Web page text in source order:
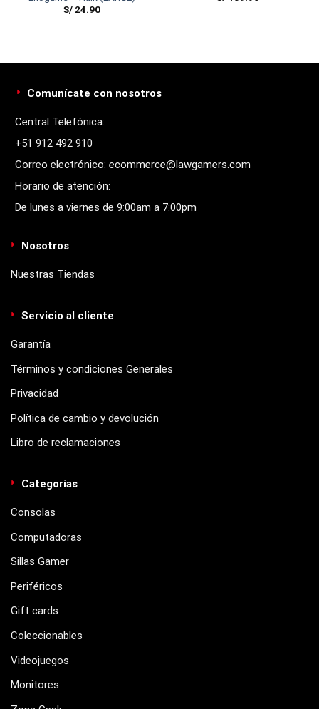
S/24.90
Comunícate con nosotros
Central Telefónica:
+51 912 492 910
Correo electrónico: ecommerce@lawgamers.com
Horario de atención:
De lunes a viernes de 9:00am a 7:00pm
Nosotros
Nuestras Tiendas
Servicio al cliente
Garantía
Términos y condiciones Generales
Privacidad
Política de cambio y devolución
Libro de reclamaciones
Categorías
Consolas
Computadoras
Sillas Gamer
Periféricos
Gift cards
Coleccionables
Videojuegos
Monitores